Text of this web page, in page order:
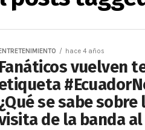
hace 4 años
Fanáticos vuelven
se sabe
de la banda al